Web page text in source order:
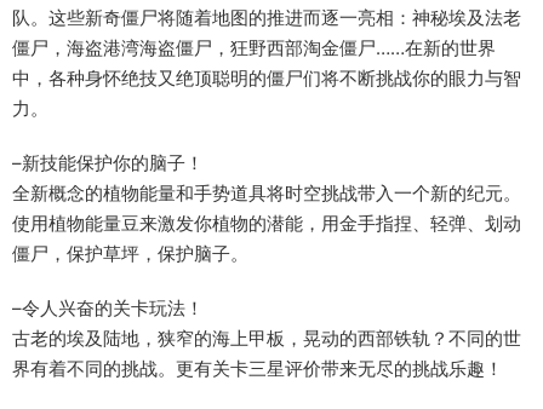
队。这些新奇僵尸将随着地图的推进而逐一亮相：神秘埃及法老
僵尸，海盗港湾海盗僵尸，狂野西部淘金僵尸……在新的世界
中，各种身怀绝技又绝顶聪明的僵尸们将不断挑战你的眼力与智
力。
–新技能保护你的脑子！
全新概念的植物能量和手势道具将时空挑战带入一个新的纪元。
使用植物能量豆来激发你植物的潜能，用金手指捏、轻弹、划动
僵尸，保护草坪，保护脑子。
–令人兴奋的关卡玩法！
古老的埃及陆地，狭窄的海上甲板，晃动的西部铁轨？不同的世
界有着不同的挑战。更有关卡三星评价带来无尽的挑战乐趣！